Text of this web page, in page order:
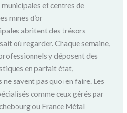
et centres de
mines d’or
abritent des trésors
où regarder. Chaque semaine,
y déposent des
en parfait état,
ne savent pas quoi en faire. Les
comme ceux gérés par
ou France Métal